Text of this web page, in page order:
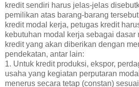
kredit sendiri harus jelas-jelas
pemilikan atas barang-barang
kredit modal kerja, petugas kredit
kebutuhan modal kerja sebagai dasar
kredit yang akan diberikan dengan
pendekatan, antar lain:
1. Untuk kredit produksi, ekspor,
usaha yang kegiatan perputaran
menerus secara tetap (constan)